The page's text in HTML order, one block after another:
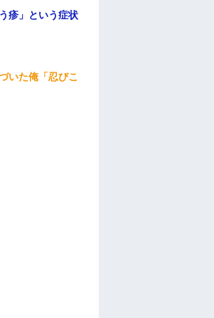
疹」という症状
いた俺「忍びこ